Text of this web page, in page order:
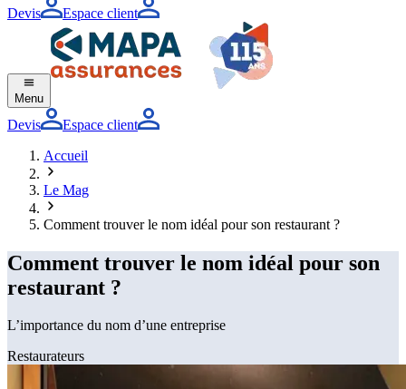
Devis Espace client
Menu
Devis
Espace client
Accueil
Le Mag
Comment trouver le nom idéal pour son restaurant ?
Comment trouver le nom idéal pour son
restaurant ?
L’importance du nom d’une entreprise
Restaurateurs